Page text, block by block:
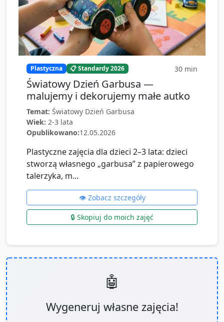
Plastyczna 📋 Standardy 2026 30 min
Światowy Dzień Garbusa —
malujemy i dekorujemy małe autko
Temat: Światowy Dzień Garbusa
Wiek: 2-3 lata
Opublikowano:12.05.2026
Plastyczne zajęcia dla dzieci 2–3 lata: dzieci
stworzą własnego „garbusa” z papierowego
talerzyka, m...
👁️ Zobacz szczegóły
🔒 Skopiuj do moich zajęć
🤖
Wygeneruj własne zajęcia!